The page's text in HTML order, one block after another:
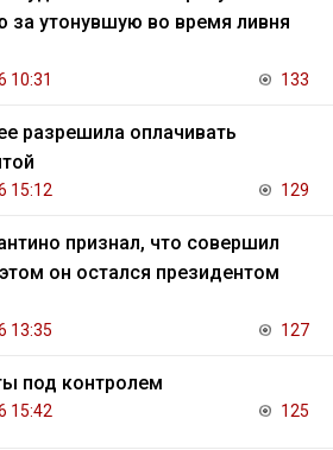
за утонувшую во время ливня
10:31 133
разрешила оплачивать
15:12 129
признал, что совершил
он остался президентом
13:35 127
под контролем
15:42 125